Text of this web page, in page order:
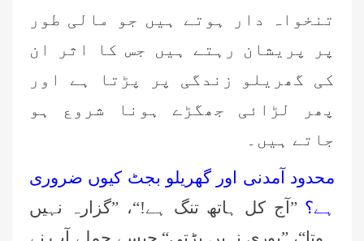
تنخواہ دار ہوتے ہیں جو مالی طور
پر پریشان رہتے ہیں جس کا اثر ان
کی گھریلو زندگی پر پڑتا ہے اور
پھر لڑائی جھگڑے ہونا شروع ہو
جاتے ہیں۔
محدود آمدنی اور گھریلو بجٹ کیوں ضروری
ہے؟”آج کل ہاتھ تنگ ہے!“، ”گزارہ نہیں